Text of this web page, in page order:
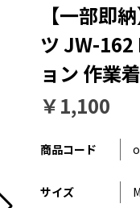
【一部即
ツ JW-162
ョン 作業
￥1,100
商品コード
サイズ M